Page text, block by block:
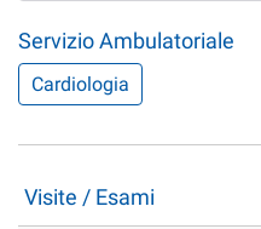
Visite / Esami
Servizio Ambulatoriale
Cardiologia